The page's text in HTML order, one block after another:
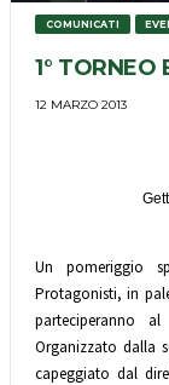
COMUNICATI
1° TORNEO
12 MARZO 2013
Un pomeriggio
Protagonisti, in
parteciperanno al
Organizzato dalla
capeggiato dal